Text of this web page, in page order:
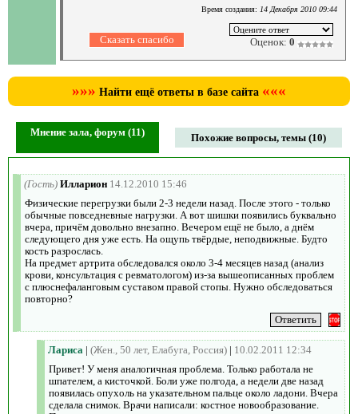
Время создания: 14 Декабря 2010 09:44
Оценок: 0
»»» Найти ещё ответы в базе сайта «««
Мнение зала, форум (11) Похожие вопросы, темы (10)
(Гость) Илларион 14.12.2010 15:46
Физические перегрузки были 2-3 недели назад. После этого - только
обычные повседневные нагрузки. А вот шишки появились буквально
вчера, причём довольно внезапно. Вечером ещё не было, а днём
следующего дня уже есть. На ощупь твёрдые, неподвижные. Будто
кость разрослась.
На предмет артрита обследовался около 3-4 месяцев назад (анализ
крови, консультация с ревматологом) из-за вышеописанных проблем
с плюснефаланговым суставом правой стопы. Нужно обследоваться
повторно?
Лариса | (Жен., 50 лет, Елабуга, Россия) | 10.02.2011 12:34
Привет! У меня аналогичная проблема. Только работала не
шпателем, а кисточкой. Боли уже полгода, а недели две назад
появилась опухоль на указательном пальце около ладони. Вчера
сделала снимок. Врачи написали: костное новообразование.